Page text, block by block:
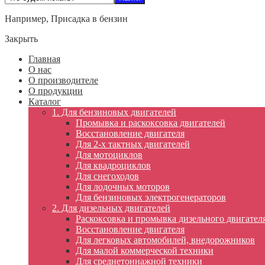
Например, Присадка в бензин
Закрыть
Главная
О нас
О производителе
О продукции
Каталог
1. Для бензиновых двигателей
Промывка и раскоксовка двигателей
Восстановление двигателя
Для 2-х тактных двигателей
Для мотоциклов
Для квадроциклов
Для снегоходов
Для лодочных моторов
Для бензиновых электрогенераторов
2. Для дизельных двигателей
Раскоксовка и промывка дизельного
Восстановление двигателя
Для легковых автомобилей, внедорожников
Для малой коммерческой техники
Для среднетоннажной техники